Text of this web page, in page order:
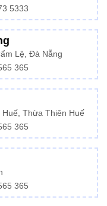
5333
Lệ, Đà Nẵng
365
Thừa Thiên Huế
365
365